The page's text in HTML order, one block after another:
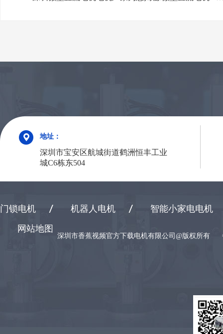
地址：
深圳市宝安区航城街道鹤洲恒丰工业
城C6栋东504
门锁电机 机器人电机
智能小家电电机
网站地图
深圳市香蕉视频官方下载电机有限公司@版权所有